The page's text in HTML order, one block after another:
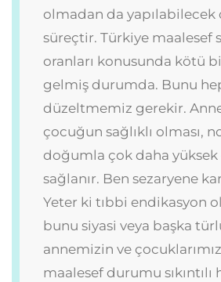
olmadan da yapılabilecek
süreçtir. Türkiye maalesef
oranları konusunda kötü
gelmiş durumda. Bunu
düzeltmemiz gerekir.
çocuğun sağlıklı olması,
doğumla çok daha yüksek
sağlanır. Ben sezaryene
Yeter ki tıbbi endikasyon
bunu siyasi veya başka
annemizin ve
maalesef durumu sıkıntılı